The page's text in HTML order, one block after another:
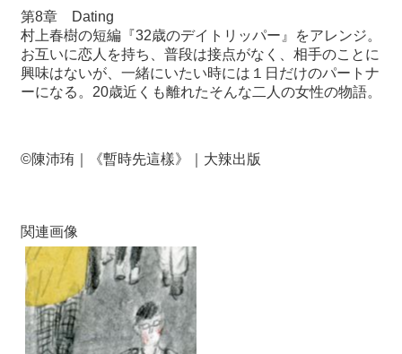
申
込
過
去
本
関
連
リ
ン
第8章
Dating
村上春樹の短編『32歳のデイトリッパー』をアレンジ。
お互いに恋人を持ち、普段は接点がなく、相手のことに
興味はないが、一緒にいたい時には１日だけのパートナ
ーになる。 20歳近くも離れたそんな二人の女性の物語。
©陳沛珛 ｜《暫時先這樣》｜大辣出版
関連画像